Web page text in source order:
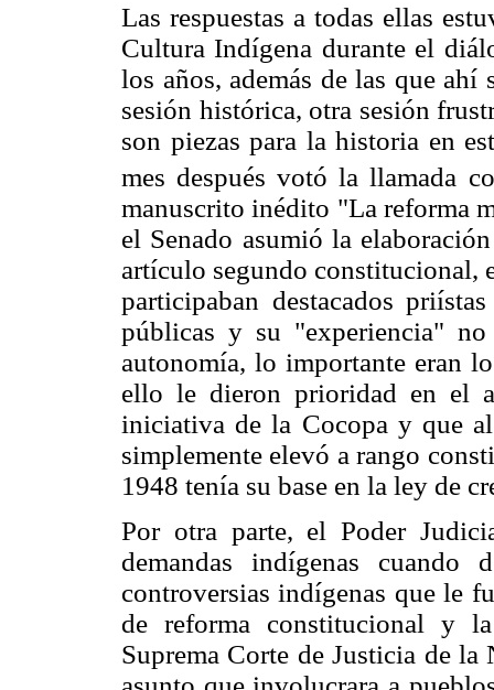
Las respuestas a todas ellas
Cultura Indígena durante el
los años, además de las que
sesión histórica, otra sesión
son piezas para la historia en
mes después votó la llamada
manuscrito inédito "La reforma
el Senado asumió la
artículo segundo constitucional,
participaban destacados
públicas y su "experiencia"
autonomía, lo importante eran
ello le dieron prioridad en el
iniciativa de la Cocopa y que
simplemente elevó a rango
1948 tenía su base en la ley de
Por otra parte, el Poder
demandas indígenas
controversias indígenas que le
de reforma constitucional y
Suprema Corte de Justicia de